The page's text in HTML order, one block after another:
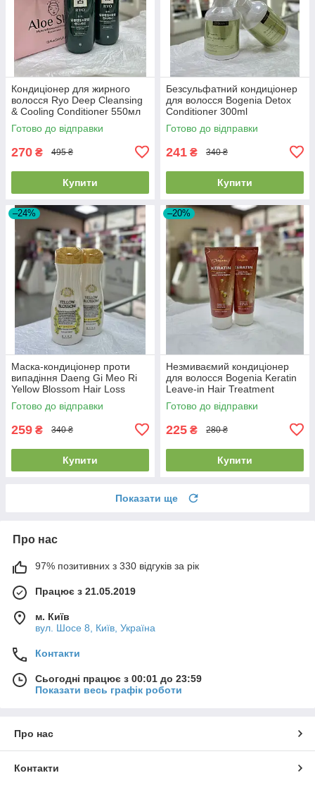
Кондиціонер для жирного
волосся Ryo Deep Cleansing
& Cooling Conditioner 550мл
Готово до відправки
270 ₴ 495 ₴
Купити
Безсульфатний кондиціонер
для волосся Bogenia Detox
Conditioner 300ml
Готово до відправки
241 ₴ 340 ₴
Купити
–24%
Маска-кондиціонер проти
випадіння Daeng Gi Meo Ri
Yellow Blossom Hair Loss
Treatment 300мл
Готово до відправки
259 ₴ 340 ₴
Купити
–20%
Незмиваємий кондиціонер
для волосся Bogenia Keratin
Leave-in Hair Treatment
100мл
Готово до відправки
225 ₴ 280 ₴
Купити
Показати ще
Про нас
97% позитивних з 330 відгуків за рік
Працює з 21.05.2019
м. Київ
вул. Шосе 8, Київ, Україна
Контакти
Сьогодні працює з 00:01 до 23:59
Показати весь графік роботи
Про нас
Контакти